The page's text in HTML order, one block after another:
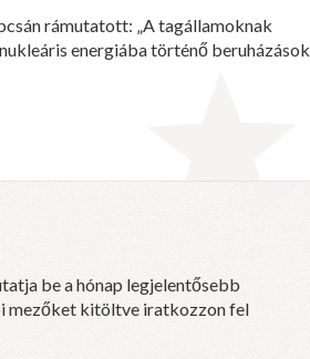
rámutatott: „A tagállamoknak
energiába történő beruházások
be a hónap legjelentősebb
mezőket kitöltve iratkozzon fel